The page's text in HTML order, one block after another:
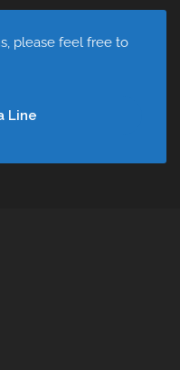
please feel free to
Line